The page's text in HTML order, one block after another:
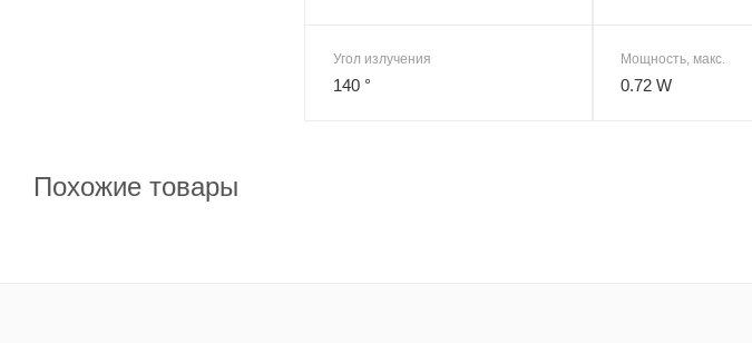
Угол излучения
140 °
Мощность, макс.
0.72 W
Похожие товары